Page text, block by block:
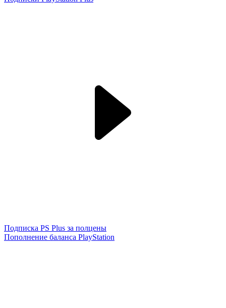
Подписка PS Plus за полцены
Пополнение баланса PlayStation